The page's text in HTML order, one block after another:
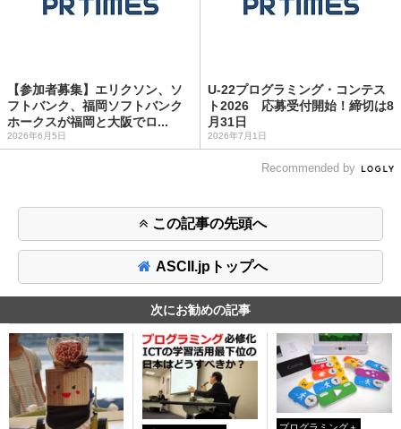
【参加者募集】エリクソン、ソ
フトバンク、福岡ソフトバンク
ホークスが福岡と大阪でロ...
2026年6月5日
U-22プログラミング・コンテス
ト2026 応募受付開始！締切は8
月31日
2026年7月1日
Recommended by
この記事の先頭へ
ASCII.jpトップへ
次にお勧めの記事
プログラミング＋